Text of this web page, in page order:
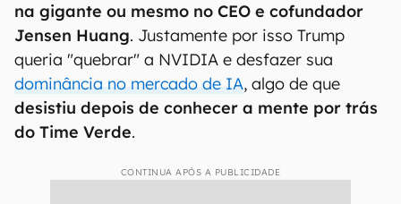
na gigante ou mesmo no CEO e cofundador
Jensen Huang. Justamente por isso Trump
queria "quebrar" a NVIDIA e desfazer sua
dominância no mercado de IA, algo de que
desistiu depois de conhecer a mente por trás
do Time Verde.
CONTINUA APÓS A PUBLICIDADE